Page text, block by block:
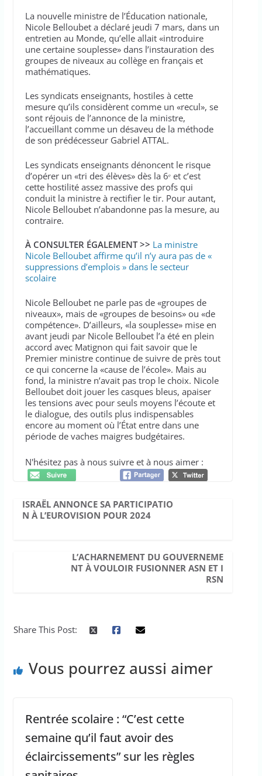
La nouvelle ministre de l’Éducation nationale,
Nicole Belloubet a déclaré jeudi 7 mars, dans un
entretien au Monde, qu’elle allait «introduire
une certaine souplesse» dans l’instauration des
groupes de niveaux au collège en français et
mathématiques.
Les syndicats enseignants, hostiles à cette
mesure qu’ils considèrent comme un «recul», se
sont réjouis de l’annonce de la ministre,
l’accueillant comme un désaveu de la méthode
de son prédécesseur Gabriel ATTAL.
Les syndicats enseignants dénoncent le risque
d’opérer un «tri des élèves» dès la 6ᵉ et c’est
cette hostilité assez massive des profs qui
conduit la ministre à rectifier le tir. Pour autant,
Nicole Belloubet n’abandonne pas la mesure, au
contraire.
À CONSULTER ÉGALEMENT >> La ministre
Nicole Belloubet affirme qu’il n’y aura pas de «
suppressions d’emplois » dans le secteur
scolaire
Nicole Belloubet ne parle pas de «groupes de
niveaux», mais de «groupes de besoins» ou «de
compétence». D’ailleurs, «la souplesse» mise en
avant jeudi par Nicole Belloubet l’a été en plein
accord avec Matignon qui fait savoir que le
Premier ministre continue de suivre de près tout
ce qui concerne la «cause de l’école». Mais au
fond, la ministre n’avait pas trop le choix. Nicole
Belloubet doit jouer les casques bleus, apaiser
les tensions avec pour seuls moyens l’écoute et
le dialogue, des outils plus indispensables
encore au moment où l’État entre dans une
période de vaches maigres budgétaires.
N'hésitez pas à nous suivre et à nous aimer :
ISRAËL ANNONCE SA PARTICIPATIO
N À L’EUROVISION POUR 2024
L’ACHARNEMENT DU GOUVERNEME
NT À VOULOIR FUSIONNER ASN ET I
RSN
Share This Post:
Vous pourrez aussi aimer
Rentrée scolaire : “C’est cette
semaine qu’il faut avoir des
éclaircissements” sur les règles